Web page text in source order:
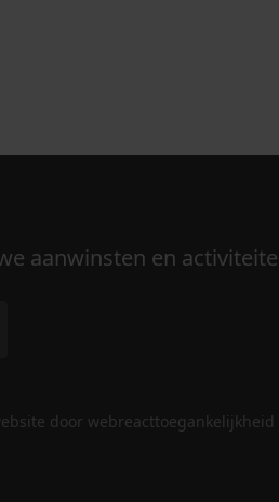
aanwinsten en
door webreacttoegankelijkheid